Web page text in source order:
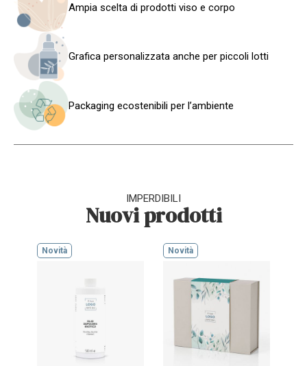
Ampia scelta di prodotti viso e corpo
Grafica personalizzata anche per piccoli lotti
Packaging ecostenibili per l’ambiente
IMPERDIBILI
Nuovi prodotti
Novità Novità